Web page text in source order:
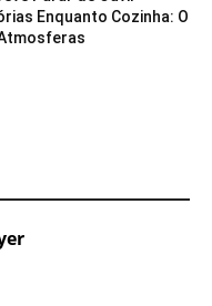
Enquanto Cozinha: O